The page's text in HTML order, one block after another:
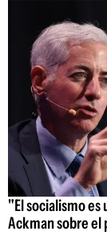
"El socialismo es
Ackman sobre el